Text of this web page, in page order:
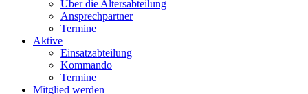
Über die Altersabteilung
Ansprechpartner
Termine
Aktive
Einsatzabteilung
Kommando
Termine
Mitglied werden